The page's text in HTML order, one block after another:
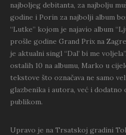
najboljeg debitanta, za najbolju
godine i Porin za najbolji album
“Lutke” kojom je najavio album
prošle godine Grand Prix na
je aktualni singl “Dal’ bi me
ostalih 10 na albumu, Marko u
tekstove što označava ne samo
glazbenika i autora, već i dodatno
publikom.
Upravo je na Trsatskoj gradini